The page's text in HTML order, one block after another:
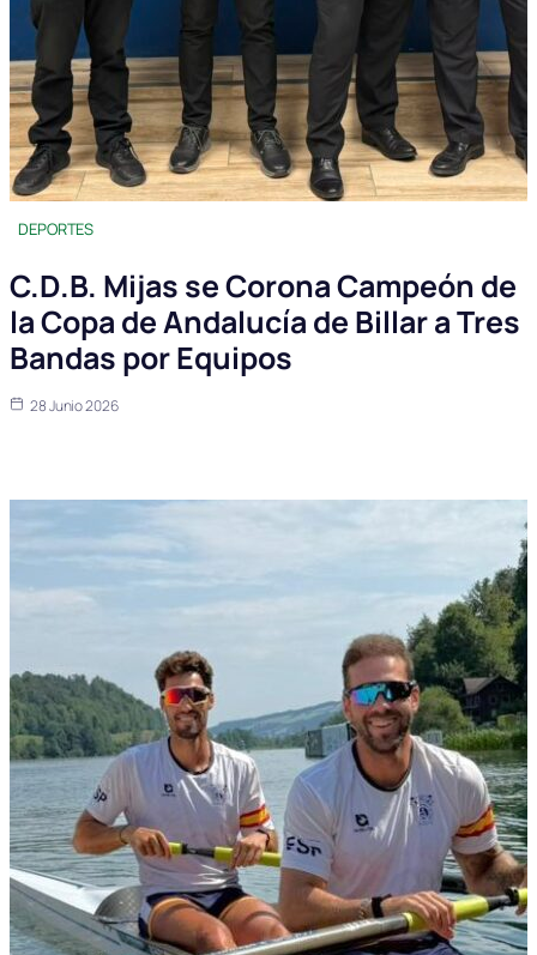
DEPORTES
C.D.B. Mijas se Corona Campeón de
la Copa de Andalucía de Billar a Tres
Bandas por Equipos
28 Junio 2026